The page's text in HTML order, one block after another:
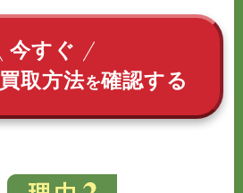
今すぐ
買取方法を確認する